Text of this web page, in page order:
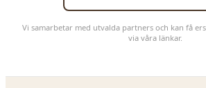
Vi samarbetar med utvalda partners och kan få
via våra länkar.